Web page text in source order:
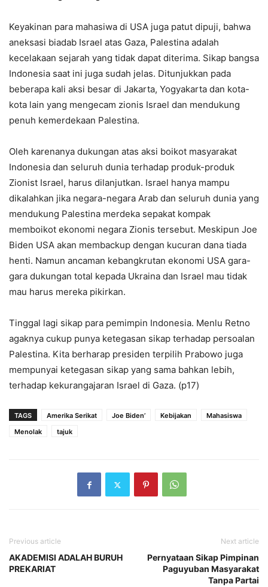
Keyakinan para mahasiwa di USA juga patut dipuji, bahwa
aneksasi biadab Israel atas Gaza, Palestina adalah
kecelakaan sejarah yang tidak dapat diterima. Sikap bangsa
Indonesia saat ini juga sudah jelas. Ditunjukkan pada
beberapa kali aksi besar di Jakarta, Yogyakarta dan kota-
kota lain yang mengecam zionis Israel dan mendukung
penuh kemerdekaan Palestina.
Oleh karenanya dukungan atas aksi boikot masyarakat
Indonesia dan seluruh dunia terhadap produk-produk
Zionist Israel, harus dilanjutkan. Israel hanya mampu
dikalahkan jika negara-negara Arab dan seluruh dunia yang
mendukung Palestina merdeka sepakat kompak
memboikot ekonomi negara Zionis tersebut. Meskipun Joe
Biden USA akan membackup dengan kucuran dana tiada
henti. Namun ancaman kebangkrutan ekonomi USA gara-
gara dukungan total kepada Ukraina dan Israel mau tidak
mau harus mereka pikirkan.
Tinggal lagi sikap para pemimpin Indonesia. Menlu Retno
agaknya cukup punya ketegasan sikap terhadap persoalan
Palestina. Kita berharap presiden terpilih Prabowo juga
mempunyai ketegasan sikap yang sama bahkan lebih,
terhadap kekurangajaran Israel di Gaza. (p17)
TAGS Amerika Serikat Joe Biden’ Kebijakan
Mahasiswa
Menolak
tajuk
Previous article
AKADEMISI ADALAH BURUH
PREKARIAT
Next article
Pernyataan Sikap Pimpinan
Paguyuban Masyarakat
Tanpa Partai